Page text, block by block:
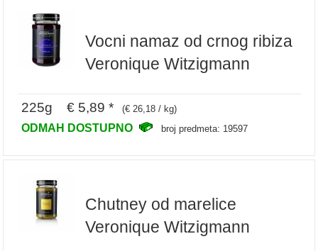
Vocni namaz od crnog ribiza
Veronique Witzigmann
225g € 5,89 * (€ 26,18 / kg)
ODMAH DOSTUPNO broj predmeta: 19597
Chutney od marelice
Veronique Witzigmann